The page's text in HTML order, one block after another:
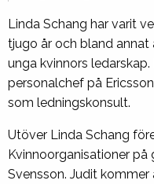
Linda Schang har varit
tjugo år och bland
unga kvinnors
personalchef på
som ledningskonsult.
Utöver Linda Schang
Kvinnoorganisationer
Svensson. Judit